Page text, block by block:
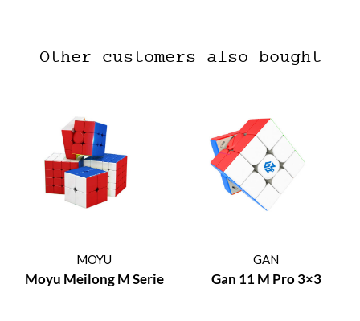
Other customers also bought
MOYU
Moyu Meilong M Serie
GAN
Gan 11 M Pro 3×3